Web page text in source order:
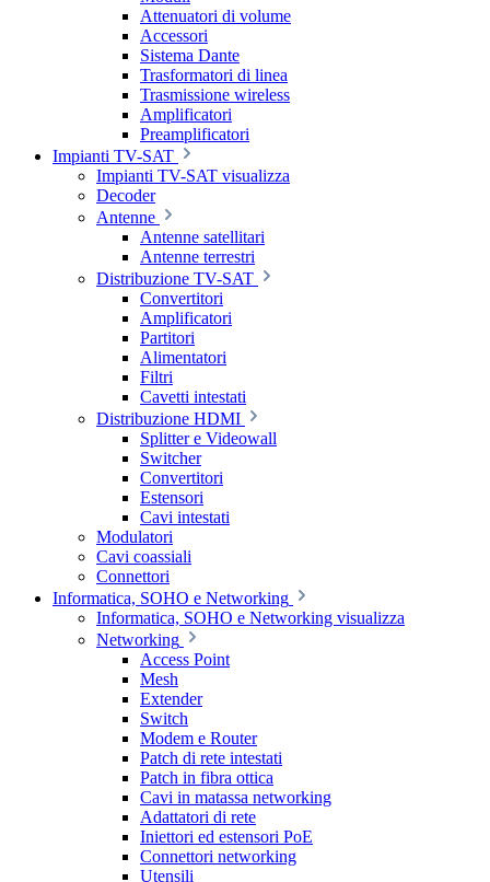
Attenuatori di volume
Accessori
Sistema Dante
Trasformatori di linea
Trasmissione wireless
Amplificatori
Preamplificatori
Impianti TV-SAT
Impianti TV-SAT visualizza
Decoder
Antenne
Antenne satellitari
Antenne terrestri
Distribuzione TV-SAT
Convertitori
Amplificatori
Partitori
Alimentatori
Filtri
Cavetti intestati
Distribuzione HDMI
Splitter e Videowall
Switcher
Convertitori
Estensori
Cavi intestati
Modulatori
Cavi coassiali
Connettori
Informatica, SOHO e Networking
Informatica, SOHO e Networking visualizza
Networking
Access Point
Mesh
Extender
Switch
Modem e Router
Patch di rete intestati
Patch in fibra ottica
Cavi in matassa networking
Adattatori di rete
Iniettori ed estensori PoE
Connettori networking
Utensili